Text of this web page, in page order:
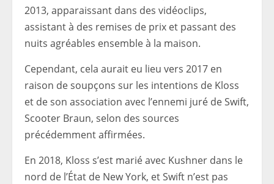
2013, apparaissant dans des vidéoclips,
assistant à des remises de prix et passant des
nuits agréables ensemble à la maison.
Cependant, cela aurait eu lieu vers 2017 en
raison de soupçons sur les intentions de Kloss
et de son association avec l’ennemi juré de Swift,
Scooter Braun, selon des sources
précédemment affirmées.
En 2018, Kloss s’est marié avec Kushner dans le
nord de l’État de New York, et Swift n’est pas